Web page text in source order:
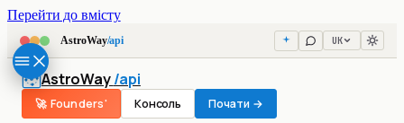
Перейти до вмісту
AstroWay/api UK
AstroWay/api
🚀 Founders' Консоль Почати →